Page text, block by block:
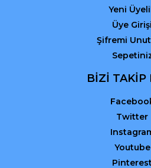
Yeni
Üye Girişi
Şifremi
BİZİ TAKİP
Twitter
Youtube